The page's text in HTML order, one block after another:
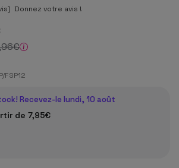
Donnez votre avis !
€
FSP12
Recevez-le lundi, 10 août
de 7,95€